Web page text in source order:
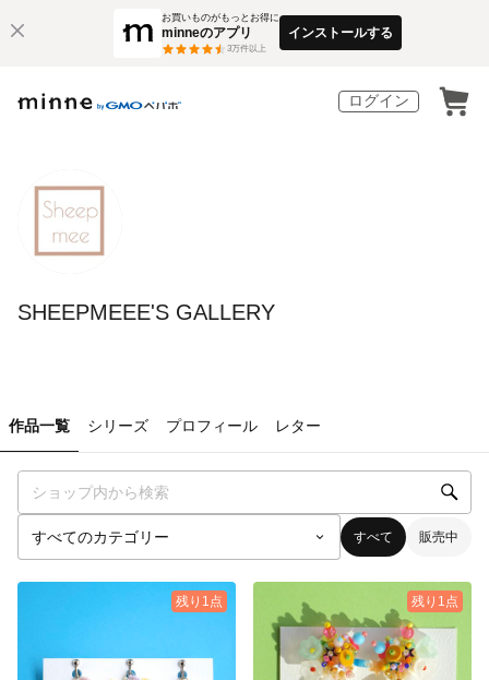
お買いものがもっとお得に
minneのアプリ
3万件以上
インストールする
ログイン
SHEEPMEEE'S GALLERY
作品一覧 シリーズ プロフィール レター
すべて 販売中
残り1点 残り1点